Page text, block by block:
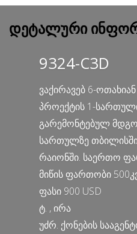
დეტალური
9324-C3D
ვაქირავებ 6-
პროექტის 1-
გარემონტებულ
სართულზე
რაიონში. საერთო
მიწის ფართობი
ფასი 900 USD
ტ. , ირა
უძრ. ქონების